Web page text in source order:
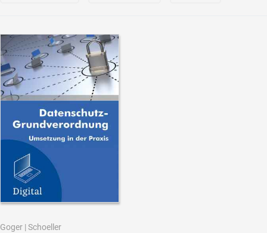
Goger | Schoeller